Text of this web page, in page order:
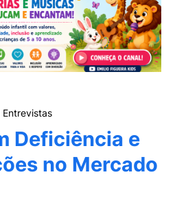
Entrevistas
Deficiência e
no Mercado